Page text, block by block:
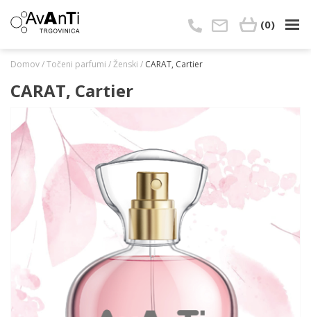
(0)
Domov/Točeni parfumi /Ženski / CARAT, Cartier
CARAT, Cartier